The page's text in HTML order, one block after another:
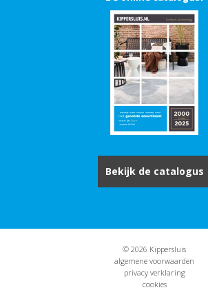
Bekijk de catalogus
© 2026 Kippersluis
algemene voorwaarden
privacy verklaring
cookies